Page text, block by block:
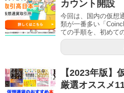
カウント開設
今回は、国内の仮想
類が一番多い「
ての手順を、初めて
【2023年版】
厳選オススメ